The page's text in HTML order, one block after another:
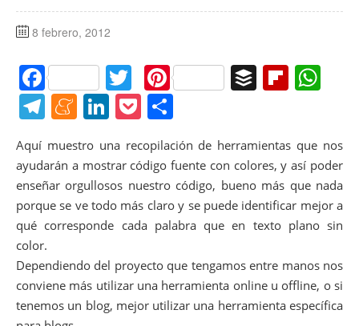
8 febrero, 2012
F
a
c
e
b
o
o
k
T
w
itt
er
Pi
nt
er
e
st
B
er
Fl
o
ar
d
s
A
p
p
T
e
gr
a
m
M
n
e
a
m
e
Li
k
e
dI
n
P
ck
et
o
m
p
ar
tir
Aquí muestro una recopilación de herramientas que nos
ayudarán a mostrar código fuente con colores, y así poder
enseñar orgullosos nuestro código, bueno más que nada
porque se ve todo más claro y se puede identificar mejor a
qué corresponde cada palabra que en texto plano sin
color.
Dependiendo del proyecto que tengamos entre manos nos
conviene más utilizar una herramienta online u offline, o si
tenemos un blog, mejor utilizar una herramienta específica